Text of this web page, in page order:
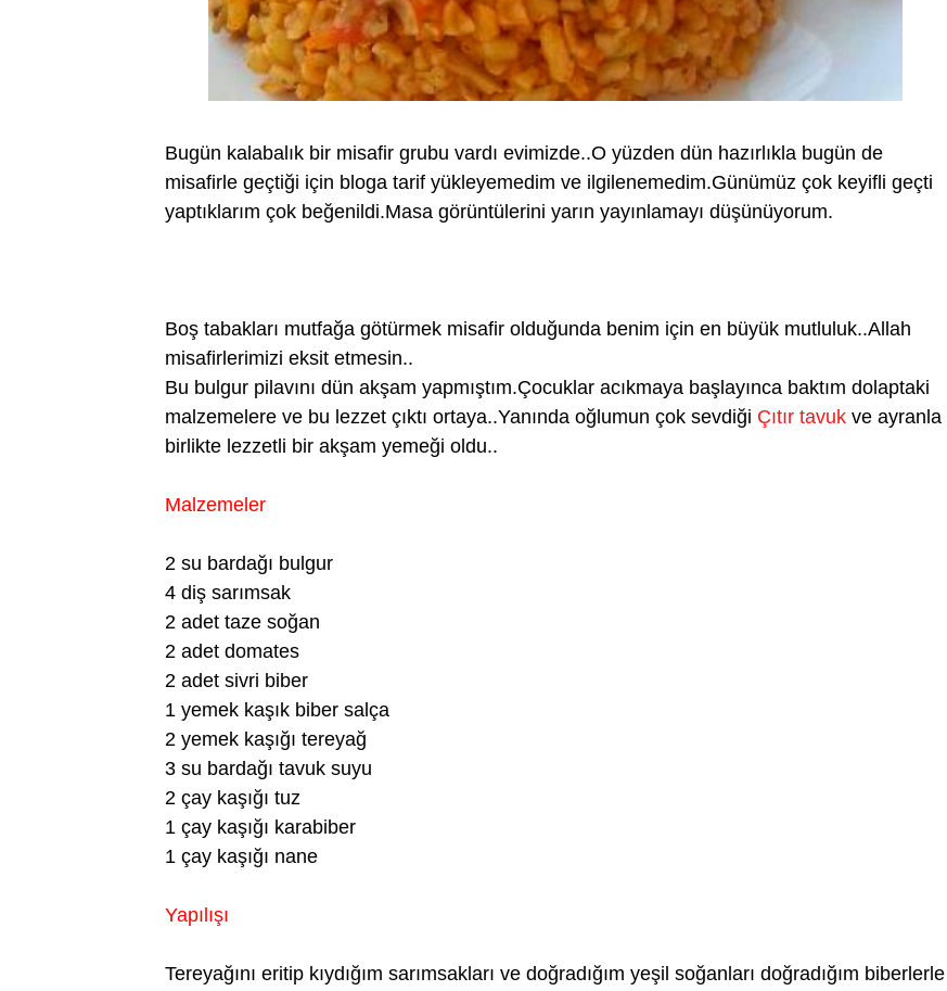
Bugün kalabalık bir misafir grubu vardı evimizde..O yüzden dün hazırlıkla bugün de
misafirle geçtiği için bloga tarif yükleyemedim ve ilgilenemedim.Günümüz çok keyifli geçti
yaptıklarım çok beğenildi.Masa görüntülerini yarın yayınlamayı düşünüyorum.
Boş tabakları mutfağa götürmek misafir olduğunda benim için en büyük mutluluk..Allah
misafirlerimizi eksit etmesin..
Bu bulgur pilavını dün akşam yapmıştım.Çocuklar acıkmaya başlayınca baktım dolaptaki
malzemelere ve bu lezzet çıktı ortaya..Yanında oğlumun çok sevdiği Çıtır tavuk ve ayranla
birlikte lezzetli bir akşam yemeği oldu..
Malzemeler
2 su bardağı bulgur
4 diş sarımsak
2 adet taze soğan
2 adet domates
2 adet sivri biber
1 yemek kaşık biber salça
2 yemek kaşığı tereyağ
3 su bardağı tavuk suyu
2 çay kaşığı tuz
1 çay kaşığı karabiber
1 çay kaşığı nane
Yapılışı
Tereyağını eritip kıydığım sarımsakları ve doğradığım yeşil soğanları doğradığım biberlerle